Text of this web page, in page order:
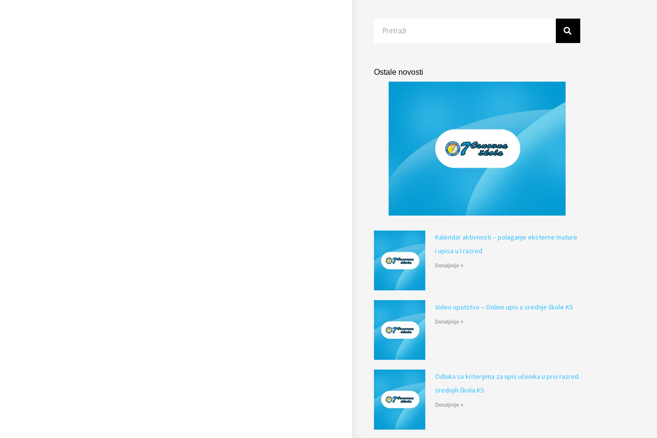
Ostale novosti
Kalendar aktivnosti – polaganje eksterne mature
i upisa u I razred
Detaljnije »
Video uputstvo – Online upis u srednje škole KS
Detaljnije »
Odluka sa kriterijima za upis učenika u prvi razred
srednjih škola KS
Detaljnije »